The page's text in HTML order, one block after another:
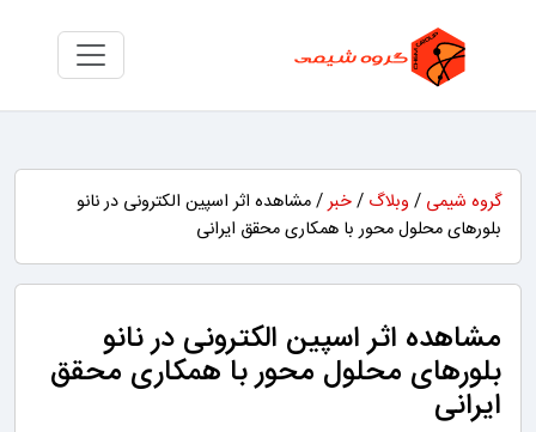
گروه شیمی / وبلاگ /خبر/ مشاهده اثر اسپین الکترونی در نانو
بلورهای محلول محور با همکاری محقق ایرانی
مشاهده اثر اسپین الکترونی در نانو
بلورهای محلول محور با همکاری محقق
ایرانی